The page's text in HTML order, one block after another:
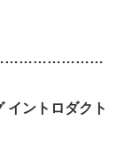
ントロダクト